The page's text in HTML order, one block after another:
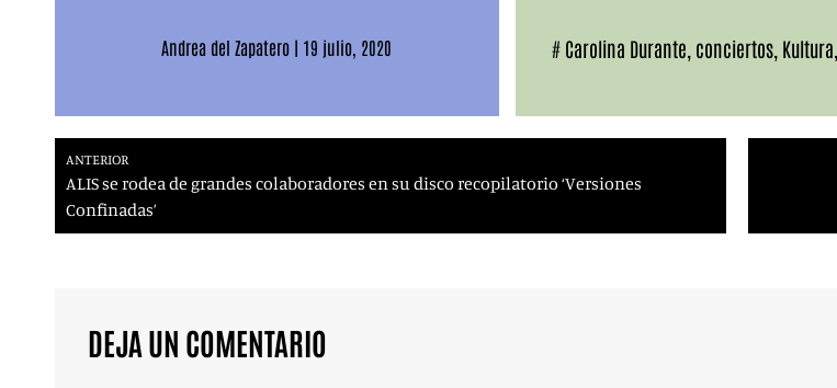
Andrea del Zapatero | 19 julio, 2020 # Carolina Durante conciertos, Kultura
ANTERIOR
ALIS se rodea de grandes colaboradores en su disco recopilatorio ‘Versiones
Confinadas’
DEJA UN COMENTARIO